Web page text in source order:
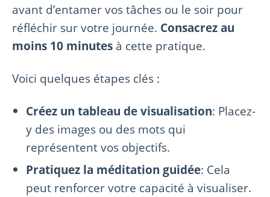
avant d’entamer vos tâches ou le soir pour
réfléchir sur votre journée. Consacrez au
moins 10 minutes à cette pratique.
Voici quelques étapes clés :
Créez un tableau de visualisation: Placez-
y des images ou des mots qui
représentent vos objectifs.
Pratiquez la méditation guidée: Cela
peut renforcer votre capacité à visualiser.